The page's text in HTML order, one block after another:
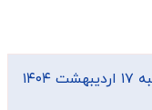
مدارس این شهر فردا چهارشنبه ۱۷ اردیبهشت‌ ۱۴۰۴